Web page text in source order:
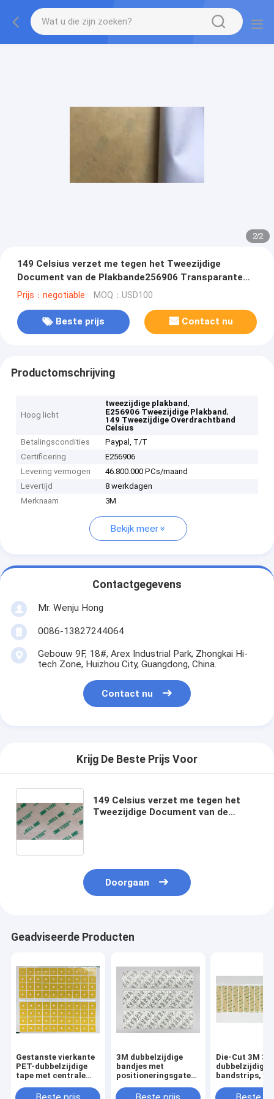
2/2
149 Celsius verzet me tegen het Tweezijdige
Document van de Plakbande256906 Transparante
Overdracht
Prijs：negotiable MOQ：USD100
Beste prijs Contact nu
Productomschrijving
Hoog licht
tweezijdige plakband,
E256906 Tweezijdige Plakband,
149 Tweezijdige Overdrachtband
Celsius
Betalingscondities
Paypal, T/T
Certificering
E256906
Levering vermogen
46.800.000 PCs/maand
Levertijd
8 werkdagen
Merknaam
3M
Bekijk meer
Contactgegevens
Mr. Wenju Hong
0086-13827244064
Gebouw 9F, 18#, Arex Industrial Park, Zhongkai Hi-
tech Zone, Huizhou City, Guangdong, China.
Contact nu
Krijg De Beste Prijs Voor
149 Celsius verzet me tegen het
Tweezijdige Document van de
Doorgaan
Geadviseerde Producten
Gestanste vierkante
PET-dubbelzijdige
tape met centrale
acrylkleefstof met
3M dubbelzijdige
bandjes met
positioneringsgaten,
en geen residu, voor
Die-Cut 3M
dubbelzijdige
bandstrips,
voor LSE